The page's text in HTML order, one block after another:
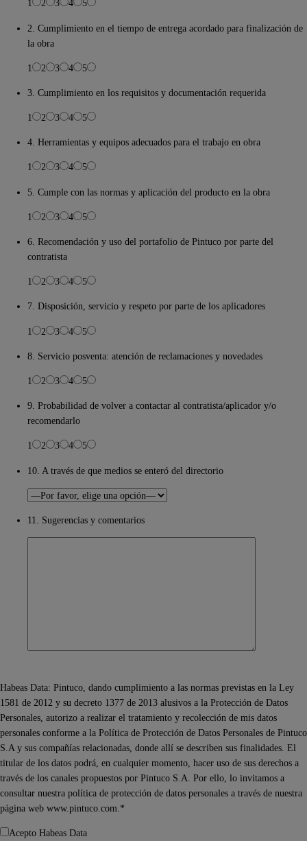
1 2 3 4 5
2. Cumplimiento en el tiempo de entrega acordado para finalización de
la obra
1 2 3 4 5
3. Cumplimiento en los requisitos y documentación requerida
1 2 3 4 5
4. Herramientas y equipos adecuados para el trabajo en obra
1 2 3 4 5
5. Cumple con las normas y aplicación del producto en la obra
1 2 3 4 5
6. Recomendación y uso del portafolio de Pintuco por parte del
contratista
1 2 3 4 5
7. Disposición, servicio y respeto por parte de los aplicadores
1 2 3 4 5
8. Servicio posventa: atención de reclamaciones y novedades
1 2 3 4 5
9. Probabilidad de volver a contactar al contratista/aplicador y/o
recomendarlo
1 2 3 4 5
10. A través de que medios se enteró del directorio
11. Sugerencias y comentarios
Habeas Data: Pintuco, dando cumplimiento a las normas previstas en la Ley
1581 de 2012 y su decreto 1377 de 2013 alusivos a la Protección de Datos
Personales, autorizo a realizar el tratamiento y recolección de mis datos
personales conforme a la Política de Protección de Datos Personales de Pintuco
S.A y sus compañías relacionadas, donde allí se describen sus finalidades. El
titular de los datos podrá, en cualquier momento, hacer uso de sus derechos a
través de los canales propuestos por Pintuco S.A. Por ello, lo invitamos a
consultar nuestra política de protección de datos personales a través de nuestra
página web www.pintuco.com.*
Acepto Habeas Data